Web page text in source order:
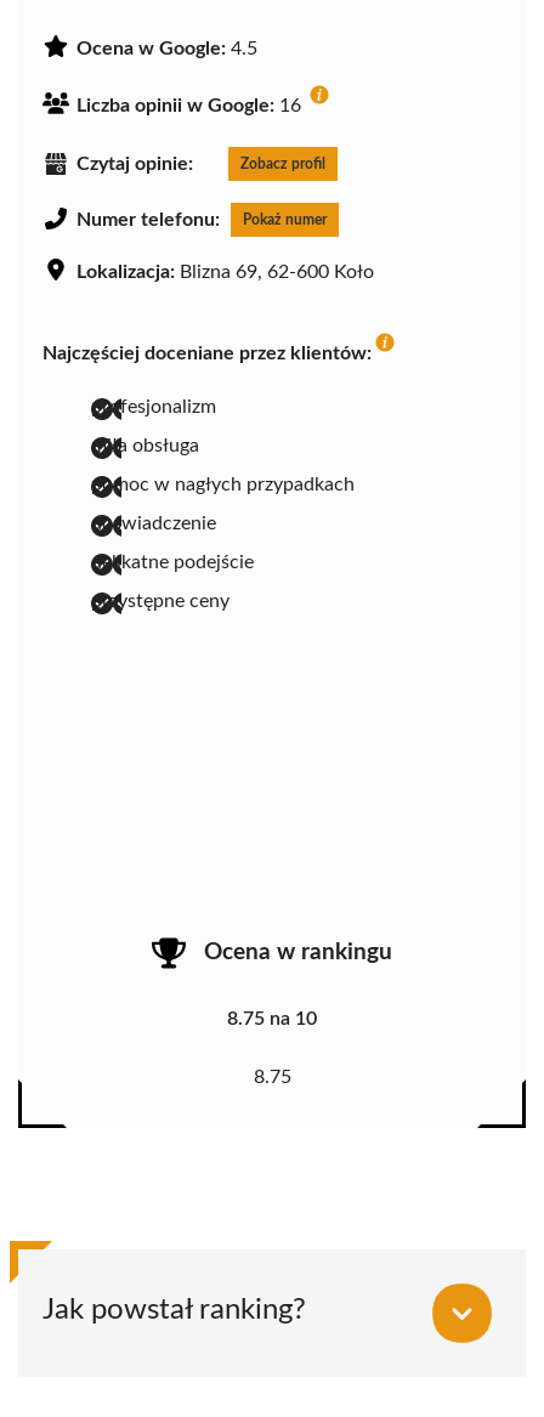
Ocena w Google: 4.5
Liczba opinii w Google: 16
Czytaj opinie: Zobacz profil
Numer telefonu: Pokaż numer
Lokalizacja: Blizna 69, 62-600 Koło
Najczęściej doceniane przez klientów:
profesjonalizm
miła obsługa
pomoc w nagłych przypadkach
doświadczenie
delikatne podejście
przystępne ceny
Ocena w rankingu
8.75 na 10
8.75
Jak powstał ranking?